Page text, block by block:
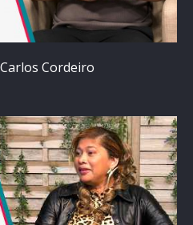
Cordeiro